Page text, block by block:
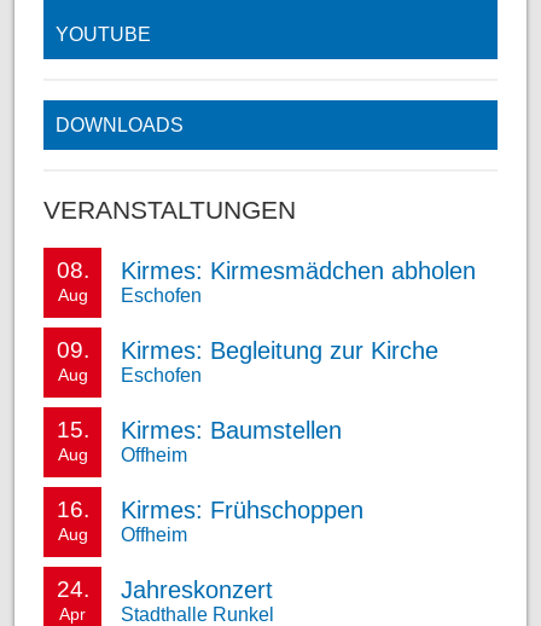
YOUTUBE
DOWNLOADS
VERANSTALTUNGEN
08.
Aug
Kirmes: Kirmesmädchen abholen
Eschofen
09.
Aug
Kirmes: Begleitung zur Kirche
Eschofen
15.
Aug
Kirmes: Baumstellen
Offheim
16.
Aug
Kirmes: Frühschoppen
Offheim
24.
Apr
Jahreskonzert
Stadthalle Runkel